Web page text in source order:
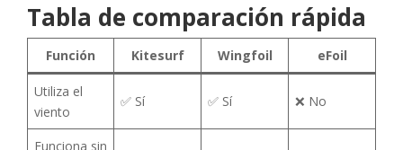
Tabla de comparación rápida
Función Kitesurf Wingfoil eFoil
Utiliza el
viento
✅ Sí ✅ Sí ❌ No
Funciona sin